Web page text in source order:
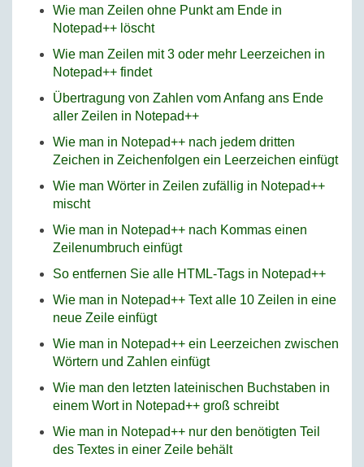
Wie man Zeilen ohne Punkt am Ende in
Notepad++ löscht
Wie man Zeilen mit 3 oder mehr Leerzeichen in
Notepad++ findet
Übertragung von Zahlen vom Anfang ans Ende
aller Zeilen in Notepad++
Wie man in Notepad++ nach jedem dritten
Zeichen in Zeichenfolgen ein Leerzeichen einfügt
Wie man Wörter in Zeilen zufällig in Notepad++
mischt
Wie man in Notepad++ nach Kommas einen
Zeilenumbruch einfügt
So entfernen Sie alle HTML-Tags in Notepad++
Wie man in Notepad++ Text alle 10 Zeilen in eine
neue Zeile einfügt
Wie man in Notepad++ ein Leerzeichen zwischen
Wörtern und Zahlen einfügt
Wie man den letzten lateinischen Buchstaben in
einem Wort in Notepad++ groß schreibt
Wie man in Notepad++ nur den benötigten Teil
des Textes in einer Zeile behält